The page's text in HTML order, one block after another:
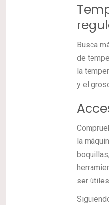
Busca
de
la
y el
la
ser útiles.